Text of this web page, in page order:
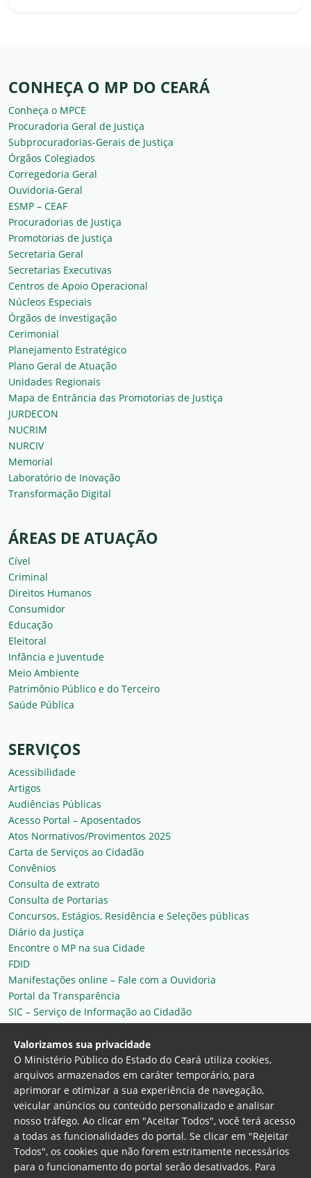
CONHEÇA O MP DO CEARÁ
Conheça o MPCE
Procuradoria Geral de Justiça
Subprocuradorias-Gerais de Justiça
Órgãos Colegiados
Corregedoria Geral
Ouvidoria-Geral
ESMP – CEAF
Procuradorias de Justiça
Promotorias de Justiça
Secretaria Geral
Secretarias Executivas
Centros de Apoio Operacional
Núcleos Especiais
Órgãos de Investigação
Cerimonial
Planejamento Estratégico
Plano Geral de Atuação
Unidades Regionais
Mapa de Entrância das Promotorias de Justiça
JURDECON
NUCRIM
NURCIV
Memorial
Laboratório de Inovação
Transformação Digital
ÁREAS DE ATUAÇÃO
Cível
Criminal
Direitos Humanos
Consumidor
Educação
Eleitoral
Infância e Juventude
Meio Ambiente
Patrimônio Público e do Terceiro
Saúde Pública
SERVIÇOS
Acessibilidade
Artigos
Audiências Públicas
Acesso Portal – Aposentados
Atos Normativos/Provimentos 2025
Carta de Serviços ao Cidadão
Convênios
Consulta de extrato
Consulta de Portarias
Concursos, Estágios, Residência e Seleções públicas
Diário da Justiça
Encontre o MP na sua Cidade
FDID
Manifestações online – Fale com a Ouvidoria
Portal da Transparência
SIC – Serviço de Informação ao Cidadão
Plantão MP do Ceará
Secretaria Geral
Ministério Público do Estado do Ceará
Valorizamos sua privacidade
O Ministério Público do Estado do Ceará utiliza cookies,
arquivos armazenados em caráter temporário, para
aprimorar e otimizar a sua experiência de navegação,
veicular anúncios ou conteúdo personalizado e analisar
nosso tráfego. Ao clicar em "Aceitar Todos", você terá acesso
a todas as funcionalidades do portal. Se clicar em "Rejeitar
Todos", os cookies que não forem estritamente necessários
para o funcionamento do portal serão desativados. Para